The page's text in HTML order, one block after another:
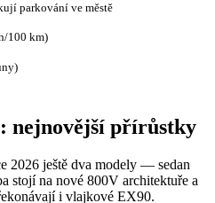
parkování ve městě
100 km)
nejnovější přírůstky
2026 ještě dva modely — sedan
stojí na nové 800V architektuře a
i vlajkové EX90.